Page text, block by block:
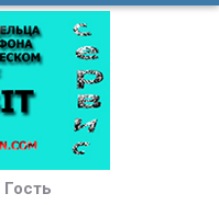
Гость